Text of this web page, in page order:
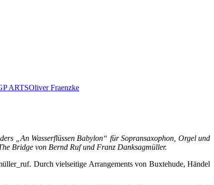
ARTSOliver Fraenzke
„An Wasserflüssen Babylon“ für Sopransaxophon, Orgel und
Bridge von Bernd Ruf und Franz Danksagmüller.
Durch vielseitige Arrangements von Buxtehude, Händel